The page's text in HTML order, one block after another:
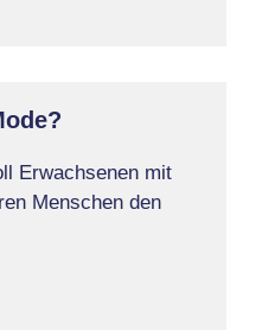
Erwachsenen mit
Menschen den